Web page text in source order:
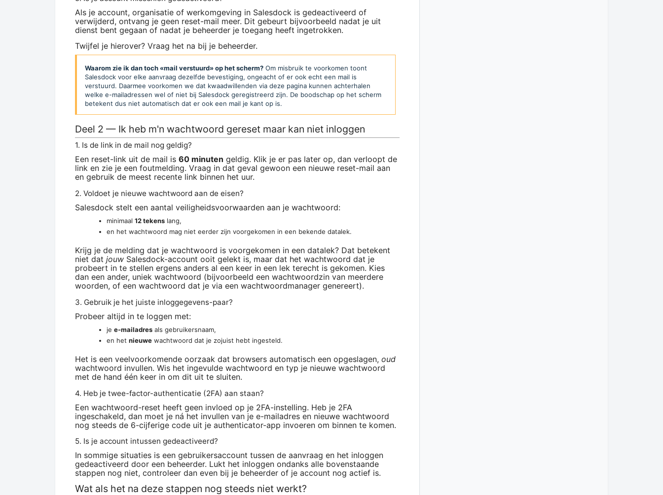
Als je account, organisatie of werkomgeving in Salesdock is gedeactiveerd of
verwijderd, ontvang je geen reset-mail meer. Dit gebeurt bijvoorbeeld nadat je uit
dienst bent gegaan of nadat je beheerder je toegang heeft ingetrokken.
Twijfel je hierover? Vraag het na bij je beheerder.
Waarom zie ik dan toch «mail verstuurd» op het scherm? Om misbruik te voorkomen toont
Salesdock voor elke aanvraag dezelfde bevestiging, ongeacht of er ook echt een mail is
verstuurd. Daarmee voorkomen we dat kwaadwillenden via deze pagina kunnen achterhalen
welke e-mailadressen wel of niet bij Salesdock geregistreerd zijn. De boodschap op het scherm
betekent dus niet automatisch dat er ook een mail je kant op is.
Deel 2 — Ik heb m'n wachtwoord gereset maar kan niet inloggen
1. Is de link in de mail nog geldig?
Een reset-link uit de mail is 60 minuten geldig. Klik je er pas later op, dan verloopt de
link en zie je een foutmelding. Vraag in dat geval gewoon een nieuwe reset-mail aan
en gebruik de meest recente link binnen het uur.
2. Voldoet je nieuwe wachtwoord aan de eisen?
Salesdock stelt een aantal veiligheidsvoorwaarden aan je wachtwoord:
minimaal 12 tekens lang,
en het wachtwoord mag niet eerder zijn voorgekomen in een bekende datalek.
Krijg je de melding dat je wachtwoord is voorgekomen in een datalek? Dat betekent
niet dat jouw Salesdock-account ooit gelekt is, maar dat het wachtwoord dat je
probeert in te stellen ergens anders al een keer in een lek terecht is gekomen. Kies
dan een ander, uniek wachtwoord (bijvoorbeeld een wachtwoordzin van meerdere
woorden, of een wachtwoord dat je via een wachtwoordmanager genereert).
3. Gebruik je het juiste inloggegevens-paar?
Probeer altijd in te loggen met:
je e-mailadres als gebruikersnaam,
en het nieuwe wachtwoord dat je zojuist hebt ingesteld.
Het is een veelvoorkomende oorzaak dat browsers automatisch een opgeslagen, oud
wachtwoord invullen. Wis het ingevulde wachtwoord en typ je nieuwe wachtwoord
met de hand één keer in om dit uit te sluiten.
4. Heb je twee-factor-authenticatie (2FA) aan staan?
Een wachtwoord-reset heeft geen invloed op je 2FA-instelling. Heb je 2FA
ingeschakeld, dan moet je ná het invullen van je e-mailadres en nieuwe wachtwoord
nog steeds de 6-cijferige code uit je authenticator-app invoeren om binnen te komen.
5. Is je account intussen gedeactiveerd?
In sommige situaties is een gebruikersaccount tussen de aanvraag en het inloggen
gedeactiveerd door een beheerder. Lukt het inloggen ondanks alle bovenstaande
stappen nog niet, controleer dan even bij je beheerder of je account nog actief is.
Wat als het na deze stappen nog steeds niet werkt?